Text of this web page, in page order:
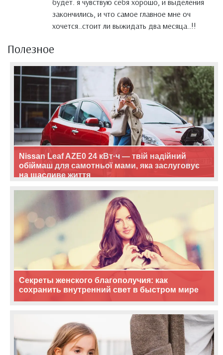
будет. я чувствую себя хорошо, и выделения
закончились, и что самое главное мне оч
хочется..стоит ли выжидать два месяца..!!
Полезное
Nissan Leaf AZE0 24 кВт·ч — твій надійний
обіймаш для самотньої мами, яка заслуговує
на щасливе життя
Секреты женского благополучия: как
сохранить внутренний свет в быстром мире